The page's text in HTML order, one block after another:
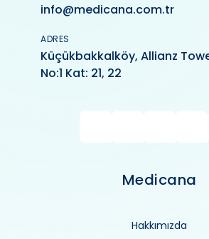
info@medicana.com.tr
ADRES
Küçükbakkalköy, Allianz
No:1 Kat: 21, 22
Medicana
Hakkımızda